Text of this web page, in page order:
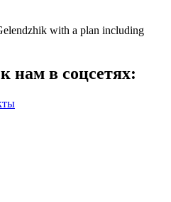
with a plan including
нам в соцсетях: